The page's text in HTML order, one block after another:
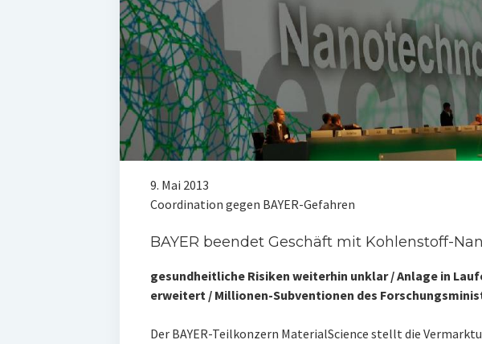
9. Mai 2013
Coordination gegen BAYER-Gefahren
BAYER beendet Geschäft mit Kohlenstoff-
gesundheitliche Risiken weiterhin unklar / Anlage in
erweitert / Millionen-Subventionen des
Der BAYER-Teilkonzern MaterialScience stellt die